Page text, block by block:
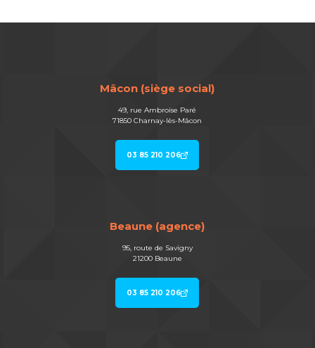
Mâcon (siège social)
49, rue Ambroise Paré
71850 Charnay-lès-Mâcon
03 85 210 206
Beaune (agence)
95, route de Savigny
21200 Beaune
03 85 210 206